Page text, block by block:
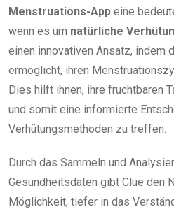
Menstruations-App eine
wenn es um natürliche
einen innovativen Ansatz, indem
ermöglicht, ihren
Dies hilft ihnen, ihre fruchtbaren
und somit eine informierte
Verhütungsmethoden zu treffen.
Durch das Sammeln und
Gesundheitsdaten gibt Clue den
Möglichkeit, tiefer in das